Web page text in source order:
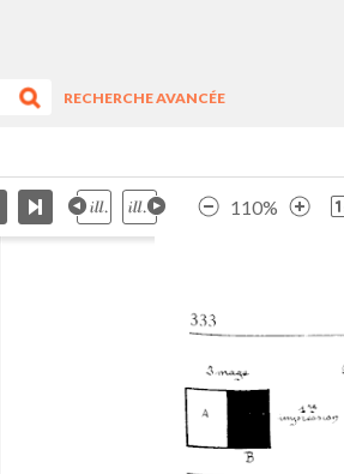
RECHERCHE AVANCÉE
110%